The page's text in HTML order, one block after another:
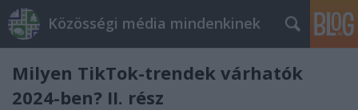
Közösségi média mindenkinek
Milyen TikTok-trendek várhatók
2024-ben? II. rész